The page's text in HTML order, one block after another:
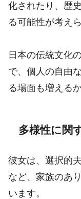
化されたり、歴
る可能性が考え
日本の伝統文化
で、個人の自由
る場面も増える
多様性に関
彼女は、選択的
など、家族のあ
います。